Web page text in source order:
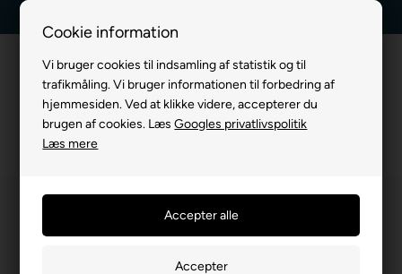
Cookie information
Vi bruger cookies til indsamling af statistik og til
trafikmåling. Vi bruger informationen til forbedring af
hjemmesiden. Ved at klikke videre, accepterer du
brugen af cookies. LæsGoogles privatlivspolitik
Læs mere